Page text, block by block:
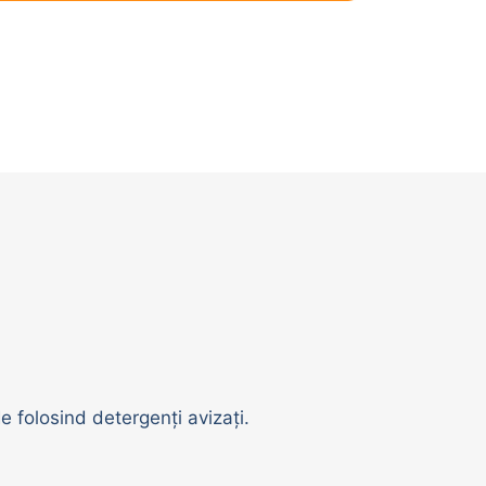
folosind detergenți avizați.